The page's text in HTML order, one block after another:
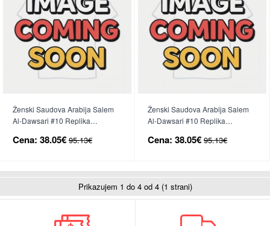
Ženski Saudova Arabija Salem
Al-Dawsari #10 Replika
2026 Kratek Rokav
Cena: 38.05€ 95.13€
Ženski Saudova Arabija Salem
Al-Dawsari #10 Replika
2026 Kratek Rokav
Cena: 38.05€ 95.13€
Prikazujem 1 do 4 od 4 (1 strani)